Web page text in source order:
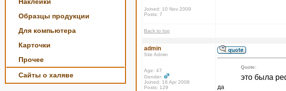
Образцы продукции
Для компьютера
Карточки
Прочее
Сайты о халяве
Joined: 10 Nov 2009
Posts: 7
Back to top
admin
Site Admin
Age: 47
Gender:
Joined: 16 Apr 2008
Posts: 129
Quote:
это была
да